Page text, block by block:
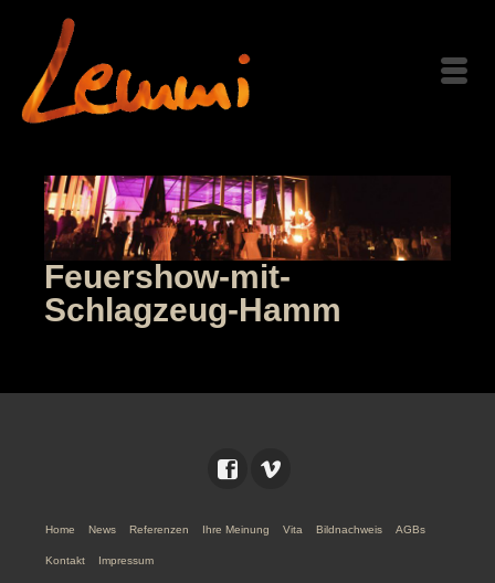
Feuershow-mit-
Schlagzeug-Hamm
Home News Referenzen Ihre Meinung Vita Bildnachweis AGBs
Kontakt Impressum